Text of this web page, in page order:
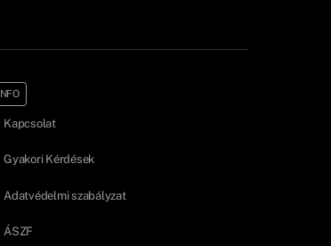
Kapcsolat
Gyakori Kérdések
Adatvédelmi szabályzat
ÁSZF